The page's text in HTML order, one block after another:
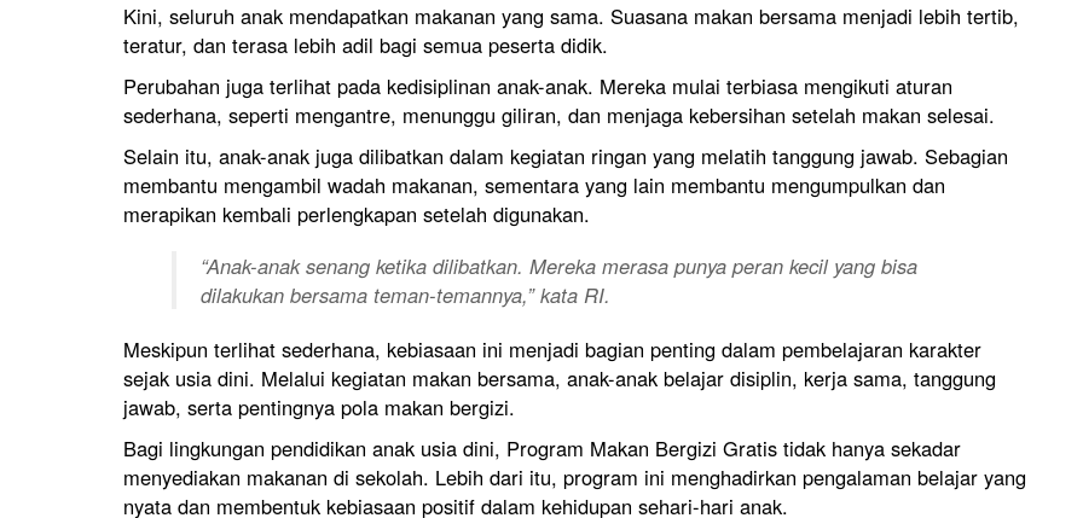
Kini, seluruh anak mendapatkan makanan yang sama. Suasana makan bersama menjadi lebih tertib,
teratur, dan terasa lebih adil bagi semua peserta didik.
Perubahan juga terlihat pada kedisiplinan anak-anak. Mereka mulai terbiasa mengikuti aturan
sederhana, seperti mengantre, menunggu giliran, dan menjaga kebersihan setelah makan selesai.
Selain itu, anak-anak juga dilibatkan dalam kegiatan ringan yang melatih tanggung jawab. Sebagian
membantu mengambil wadah makanan, sementara yang lain membantu mengumpulkan dan
merapikan kembali perlengkapan setelah digunakan.
“Anak-anak senang ketika dilibatkan. Mereka merasa punya peran kecil yang bisa
dilakukan bersama teman-temannya,”kata RI.
Meskipun terlihat sederhana, kebiasaan ini menjadi bagian penting dalam pembelajaran karakter
sejak usia dini. Melalui kegiatan makan bersama, anak-anak belajar disiplin, kerja sama, tanggung
jawab, serta pentingnya pola makan bergizi.
Bagi lingkungan pendidikan anak usia dini, Program Makan Bergizi Gratis tidak hanya sekadar
menyediakan makanan di sekolah. Lebih dari itu, program ini menghadirkan pengalaman belajar yang
nyata dan membentuk kebiasaan positif dalam kehidupan sehari-hari anak.